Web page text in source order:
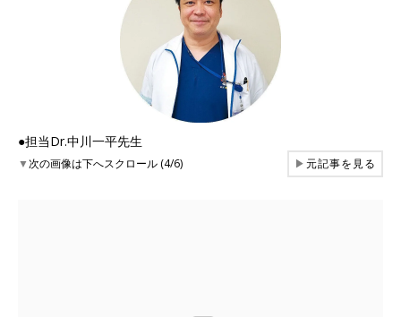
●担当Dr.中川一平先生
▼次の画像は下へスクロール (4/6) ▶元記事を見る